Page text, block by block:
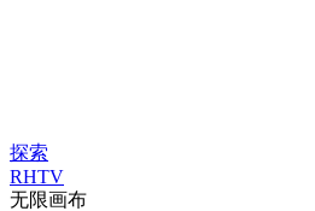
探索
RHTV
无限画布